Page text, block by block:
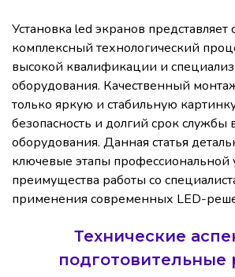
Установка led экранов представляет
комплексный технологический
высокой квалификации и
оборудования. Качественный
только яркую и стабильную
безопасность и долгий срок службы
оборудования. Данная статья
ключевые этапы профессиональной
преимущества работы со
применения современных LED-
Технические
подготовительные